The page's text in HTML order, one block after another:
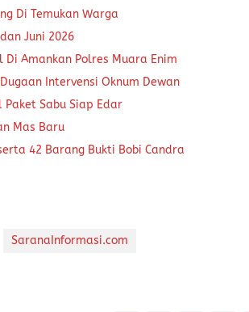
Di Temukan Warga
Juni 2026
Di Amankan Polres Muara Enim
Intervensi Oknum Dewan
Paket Sabu Siap Edar
Mas Baru
42 Barang Bukti Bobi Candra
SaranaInformasi.com